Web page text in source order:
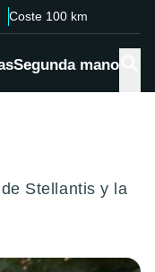
Coste 100 km
Segunda mano
Stellantis y la